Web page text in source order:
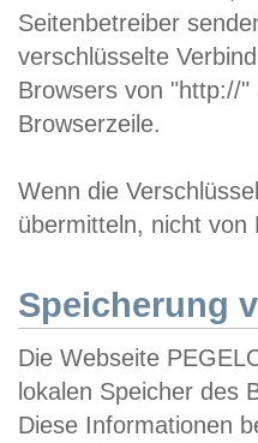
Seitenbetreiber
verschlüsselte
Browsers von "http://
Browserzeile.
Wenn die
übermitteln, nicht von
Speicherung
Die Webseite
lokalen Speicher des
Diese Informationen